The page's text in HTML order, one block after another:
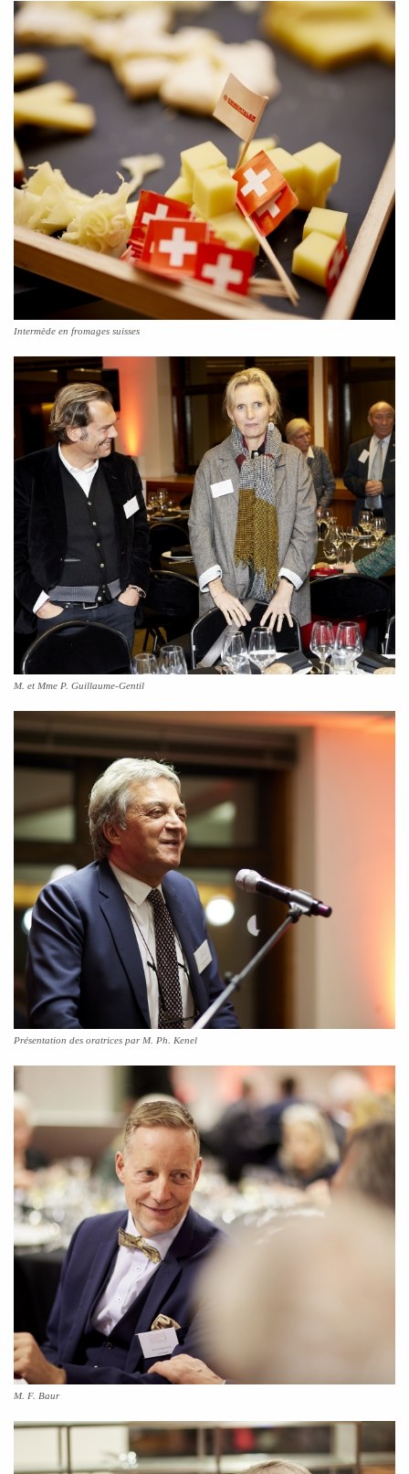
Intermède en fromages suisses
M. et Mme P. Guillaume-Gentil
Présentation des oratrices par M. Ph. Kenel
M. F. Baur